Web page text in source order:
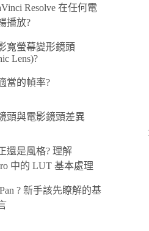
Resolve 在任何電
播放?
寬螢幕變形鏡頭
Lens)?
當的幀率?
頭與電影鏡頭差異
還是風格? 理解
中的 LUT 基本處理
? 新手該先瞭解的基